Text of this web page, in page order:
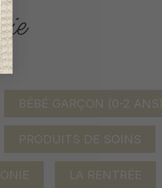
BÉBÉ GARÇON (0-2 ANS)
PRODUITS DE SOINS
LA RENTRÉE